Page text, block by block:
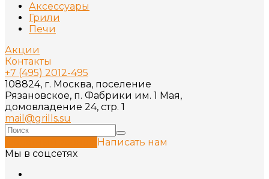
Аксессуары
Грили
Печи
Акции
Контакты
+7 (495) 2012-495
108824, г. Москва, поселение
Рязановское, п. Фабрики им. 1 Мая,
домовладение 24, стр. 1
mail@grills.su
Написать нам
Мы в соцсетях